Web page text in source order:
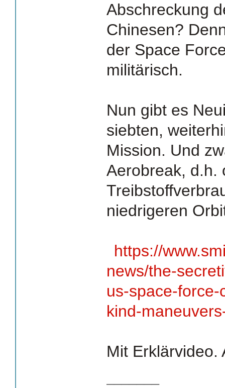
Abschreckung
Chinesen?
der Space
militärisch.
Nun gibt es
siebten,
Mission. Und
Aerobreak, d.h.
niedrigeren
https://
news/the-
us-space-
kind-
Mit Erklärvideo.